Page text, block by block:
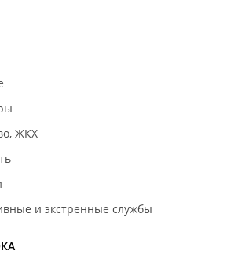
ЖКХ
и экстренные службы